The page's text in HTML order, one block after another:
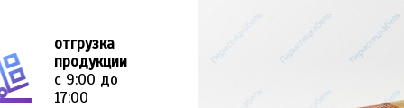
отгрузка
продукции
с 9:00 до
17:00